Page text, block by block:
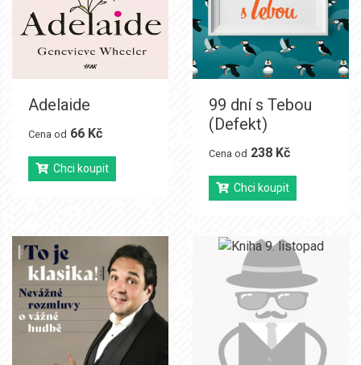
Adelaide
Cena od 66 Kč
Chci koupit
99 dní s Tebou
(Defekt)
Cena od 238 Kč
Chci koupit